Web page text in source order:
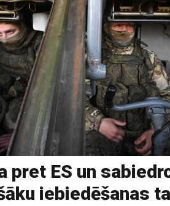
pret ES un
iebiedēšanas